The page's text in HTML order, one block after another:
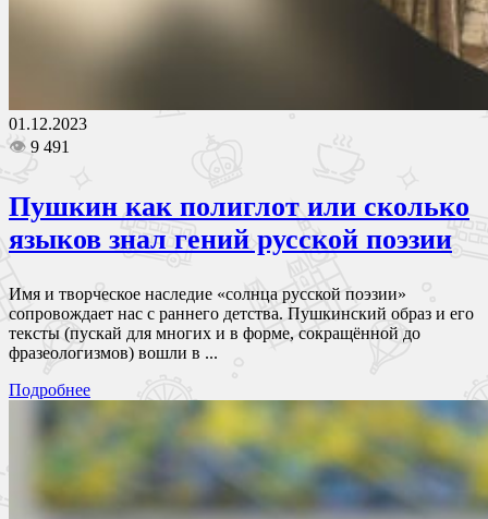
01.12.2023
👁 9 491
Пушкин как полиглот или сколько
языков знал гений русской поэзии
Имя и творческое наследие «солнца русской поэзии»
сопровождает нас с раннего детства. Пушкинский образ и его
тексты (пускай для многих и в форме, сокращённой до
фразеологизмов) вошли в ...
Подробнее